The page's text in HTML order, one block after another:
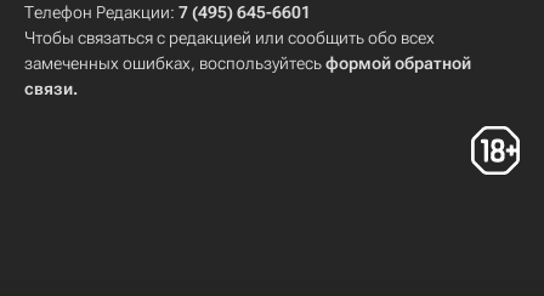
Телефон Редакции: 7 (495) 645-6601
Чтобы связаться с редакцией или сообщить обо всех
замеченных ошибках, воспользуйтесьформой обратной
связи.